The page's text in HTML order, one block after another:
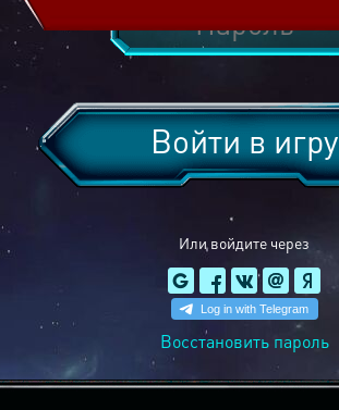
Или войдите через
Войти в игру
Восстановить пароль